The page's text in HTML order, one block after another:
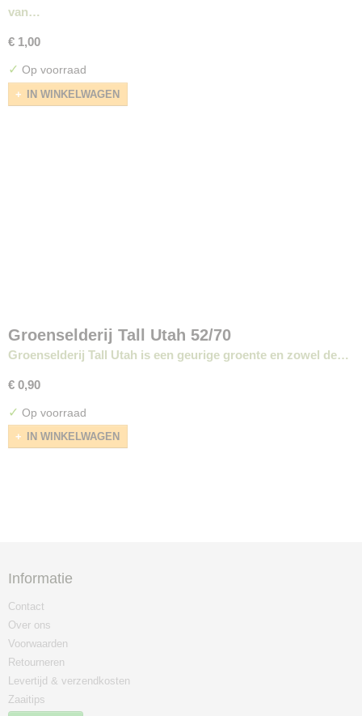
van…
€ 1,00
✓ Op voorraad
IN WINKELWAGEN
Groenselderij Tall Utah 52/70
Groenselderij Tall Utah is een geurige groente en zowel de…
€ 0,90
✓ Op voorraad
IN WINKELWAGEN
Informatie
Contact
Over ons
Voorwaarden
Retourneren
Levertijd & verzendkosten
Zaaitips